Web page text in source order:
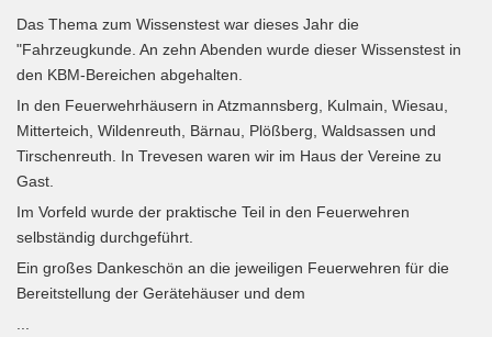
Das Thema zum Wissenstest war dieses Jahr die
"Fahrzeugkunde. An zehn Abenden wurde dieser Wissenstest in
den KBM-Bereichen abgehalten.
In den Feuerwehrhäusern in Atzmannsberg, Kulmain, Wiesau,
Mitterteich, Wildenreuth, Bärnau, Plößberg, Waldsassen und
Tirschenreuth. In Trevesen waren wir im Haus der Vereine zu
Gast.
Im Vorfeld wurde der praktische Teil in den Feuerwehren
selbständig durchgeführt.
Ein großes Dankeschön an die jeweiligen Feuerwehren für die
Bereitstellung der Gerätehäuser und dem